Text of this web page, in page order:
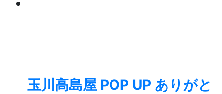
玉川高島屋 POP UP ありがと